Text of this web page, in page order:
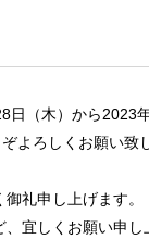
（木）から2023
よろしくお願い致
礼申し上げます。
宜しくお願い申し